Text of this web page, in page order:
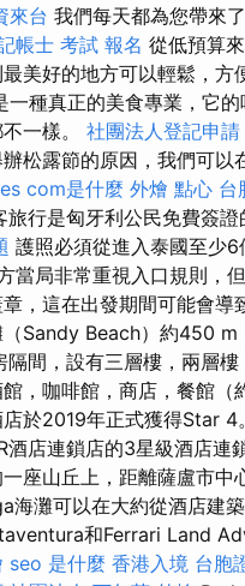
來台 我們每天都為您帶來
帳士 考試 報名 從低預算
美好的地方可以輕鬆，方
一種真正的美食專業，它
一樣。 社團法人登記申請
松露節的原因，我們可以
com是什麼 外燴 點心 台
行是匈牙利公民免費簽證
護照必須從進入泰國至少6
當局非常重視入口規則，
，這在出發期間可能會導
（Sandy Beach）約450 m
間，設有三層樓，兩層樓
，咖啡館，商店，餐館
於2019年正式獲得Star 4
酒店連鎖店的3星級酒店連
座山丘上，距離薩盧市中
海灘可以在大約從酒店建築
和Ferrari Land
seo 是什麼 香港入境 台胞